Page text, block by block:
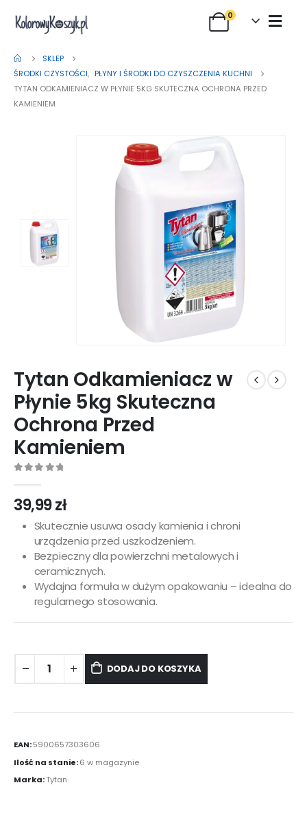
0
SKLEP
ŚRODKI CZYSTOŚCI, PŁYNY I ŚRODKI DO CZYSZCZENIA KUCHNI
TYTAN ODKAMIENIACZ W PŁYNIE 5KG SKUTECZNA OCHRONA PRZED
KAMIENIEM
Tytan Odkamieniacz w
Płynie 5kg Skuteczna
Ochrona Przed
Kamieniem
39,99zł
Skutecznie usuwa osady kamienia i chroni
urządzenia przed uszkodzeniem.
Bezpieczny dla powierzchni metalowych i
ceramicznych.
Wydajna formuła w dużym opakowaniu – idealna do
regularnego stosowania.
DODAJ DO KOSZYKA
EAN:5900657303606
Ilość na stanie:6 w magazynie
Marka:Tytan